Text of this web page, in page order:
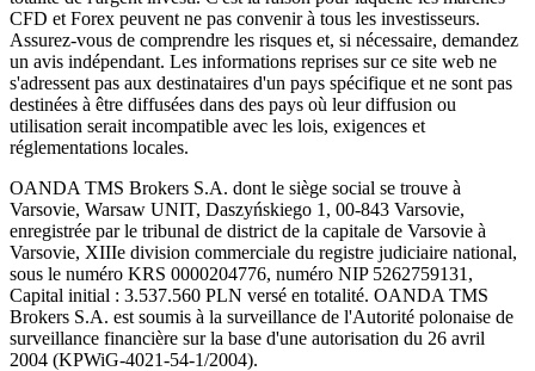
CFD et Forex peuvent ne pas convenir à tous les investisseurs.
Assurez-vous de comprendre les risques et, si nécessaire, demandez
un avis indépendant. Les informations reprises sur ce site web ne
s'adressent pas aux destinataires d'un pays spécifique et ne sont pas
destinées à être diffusées dans des pays où leur diffusion ou
utilisation serait incompatible avec les lois, exigences et
réglementations locales.
OANDA TMS Brokers S.A. dont le siège social se trouve à
Varsovie, Warsaw UNIT, Daszyńskiego 1, 00-843 Varsovie,
enregistrée par le tribunal de district de la capitale de Varsovie à
Varsovie, XIIIe division commerciale du registre judiciaire national,
sous le numéro KRS 0000204776, numéro NIP 5262759131,
Capital initial : 3.537.560 PLN versé en totalité. OANDA TMS
Brokers S.A. est soumis à la surveillance de l'Autorité polonaise de
surveillance financière sur la base d'une autorisation du 26 avril
2004 (KPWiG-4021-54-1/2004).